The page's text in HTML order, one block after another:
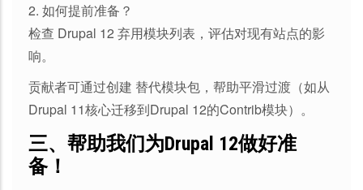
2. 如何提前准备？
检查 Drupal 12 弃用模块列表，评估对现有站点的影
响。
贡献者可通过创建 替代模块包，帮助平滑过渡（如从
Drupal 11核心迁移到Drupal 12的Contrib模块）。
三、帮助我们为Drupal 12做好准
备！